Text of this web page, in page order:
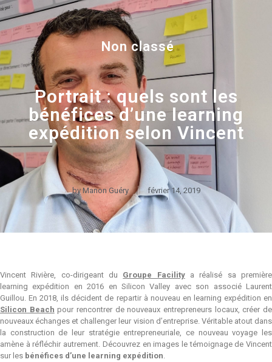
Non classé
Portrait : quels sont les
bénéfices d’une learning
expédition selon Vincent
byManon Guéry février 14, 2019
Vincent Rivière, co-dirigeant du Groupe Facilitya réalisé sa première
learning expédition en 2016 en Silicon Valley avec son associé Laurent
Guillou. En 2018, ils décident de repartir à nouveau en learning expédition en
Silicon Beach pour rencontrer de nouveaux entrepreneurs locaux, créer de
nouveaux échanges et challenger leur vision d’entreprise. Véritable atout dans
la construction de leur stratégie entrepreneuriale, ce nouveau voyage les
amène à réfléchir autrement. Découvrez en images le témoignage de Vincent
sur les bénéfices d’une learning expédition.